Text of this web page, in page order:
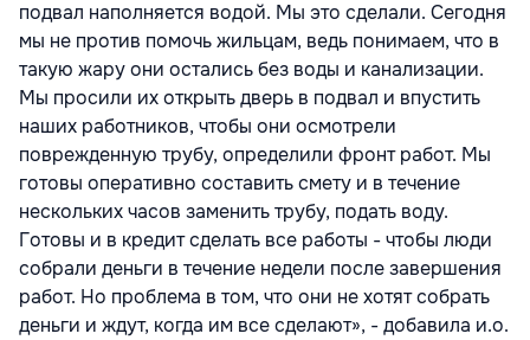
подвал наполняется водой. Мы это сделали. Сегодня
мы не против помочь жильцам, ведь понимаем, что в
такую жару они остались без воды и канализации.
Мы просили их открыть дверь в подвал и впустить
наших работников, чтобы они осмотрели
поврежденную трубу, определили фронт работ. Мы
готовы оперативно составить смету и в течение
нескольких часов заменить трубу, подать воду.
Готовы и в кредит сделать все работы - чтобы люди
собрали деньги в течение недели после завершения
работ. Но проблема в том, что они не хотят собрать
деньги и ждут, когда им все сделают», - добавила и.о.